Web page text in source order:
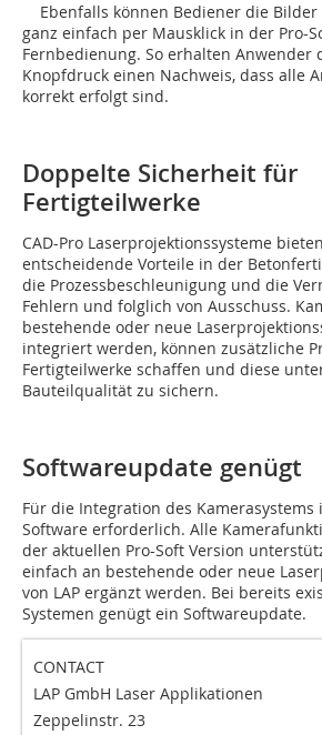
Ebenfalls können Bediener die Bilder
ganz einfach per Mausklick in der Pro-
Fernbedienung. So erhalten Anwender
Knopfdruck einen Nachweis, dass alle
korrekt erfolgt sind.
Doppelte Sicherheit für
Fertigteilwerke
CAD-Pro Laserprojektionssysteme
entscheidende Vorteile in der
die Prozessbeschleunigung und die
Fehlern und folglich von Ausschuss.
bestehende oder neue
integriert werden, können zusätzliche
Fertigteilwerke schaffen und diese
Bauteilqualität zu sichern.
Softwareupdate genügt
Für die Integration des
Software erforderlich. Alle
der aktuellen Pro-Soft Version
einfach an bestehende oder neue
von LAP ergänzt werden. Bei bereits
Systemen genügt ein Softwareupdate.
CONTACT
LAP GmbH Laser Applikationen
Zeppelinstr. 23